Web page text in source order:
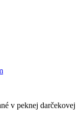
v peknej darčekovej